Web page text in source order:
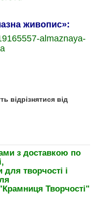
живопис»:
almaznaya-
відрізнятися від
з доставкою по
творчості і
Творчості"